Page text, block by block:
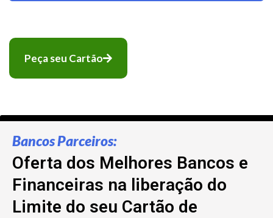
Peça seu Cartão
Bancos Parceiros:
Oferta dos Melhores Bancos e
Financeiras na liberação do
Limite do seu Cartão de